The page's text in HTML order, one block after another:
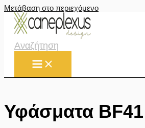
Μετάβαση στο περιεχόμενο
Αναζήτηση
Υφάσματα BF41